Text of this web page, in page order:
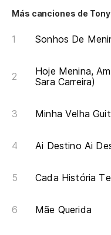
Más canciones de
Sonhos De
Hoje Menina,
Sara Carreira)
Minha Velha
Ai Destino Ai
Cada História
Mãe Querida